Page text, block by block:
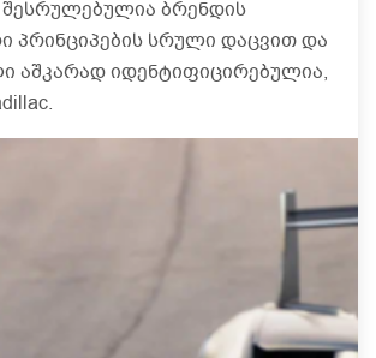
შესრულებულია ბრენდის
პრინციპების სრული დაცვით და
აშკარად იდენტიფიცირებულია,